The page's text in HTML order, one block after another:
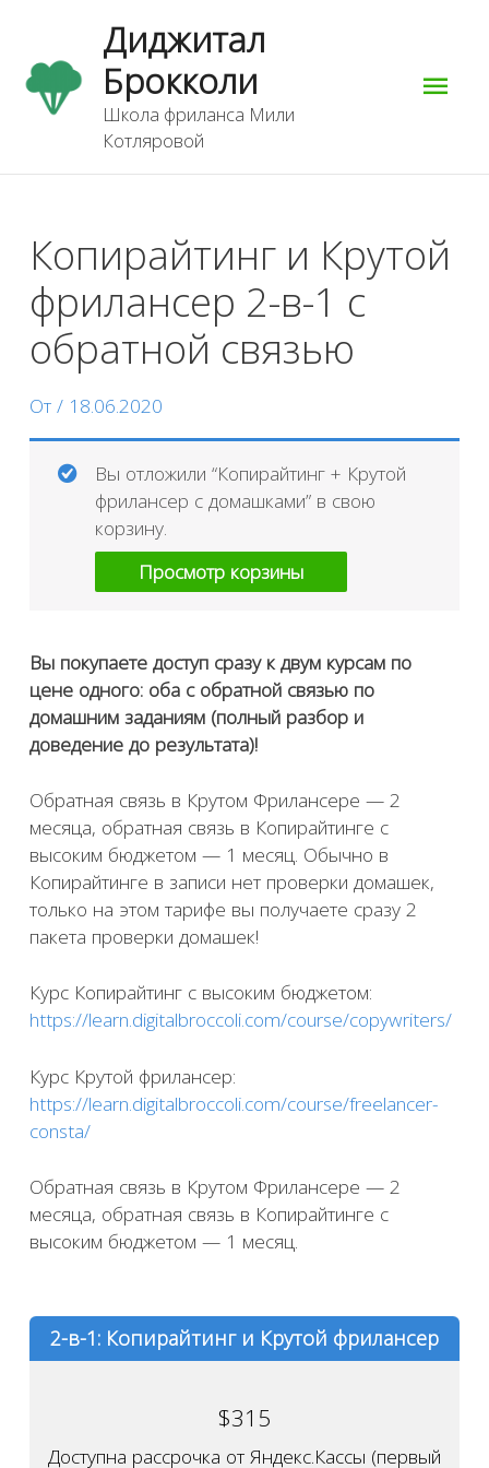
содержимому
Диджитал
Брокколи
Школа фриланса Мили
Котляровой
Копирайтинг и Крутой
фрилансер 2-в-1 с
обратной связью
От / 18.06.2020
Просмотр корзины
Вы отложили “Копирайтинг + Крутой
фрилансер с домашками” в свою
корзину.
Вы покупаете доступ сразу к двум курсам по
цене одного: оба с обратной связью по
домашним заданиям (полный разбор и
доведение до результата)!
Обратная связь в Крутом Фрилансере — 2
месяца, обратная связь в Копирайтинге с
высоким бюджетом — 1 месяц. Обычно в
Копирайтинге в записи нет проверки домашек,
только на этом тарифе вы получаете сразу 2
пакета проверки домашек!
Курс Копирайтинг с высоким бюджетом:
https://learn.digitalbroccoli.com/course/copywriters/
Курс Крутой фрилансер:
https://learn.digitalbroccoli.com/course/freelancer-
consta/
Обратная связь в Крутом Фрилансере — 2
месяца, обратная связь в Копирайтинге с
высоким бюджетом — 1 месяц.
2-в-1: Копирайтинг и Крутой фрилансер
$315
Доступна рассрочка от Яндекс.Кассы (первый
записям